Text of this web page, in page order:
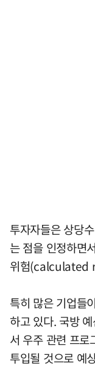
투자자들은 상당
는 점을 인정하면
위험(calculated
특히 많은 기업들
하고 있다. 국방
서 우주 관련 프로
투입될 것으로 예